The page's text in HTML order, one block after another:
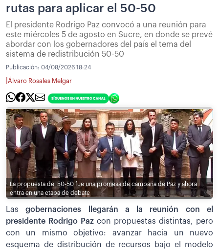
rutas para aplicar el 50-50
El presidente Rodrigo Paz convocó a una reunión para
este miércoles 5 de agosto en Sucre, en donde se prevé
abordar con los gobernadores del país el tema del
sistema de redistribución 50-50
Publicación: 04/08/2026 18:24
Álvaro Rosales Melgar
La propuesta del 50-50 fue una promesa de campaña de Paz y ahora
entra en una etapa de debate
Lasgobernaciones llegarán a la reunión con el
presidente Rodrigo Paz con propuestas distintas, pero
con un mismo objetivo: avanzar hacia un nuevo
esquema de distribución de recursos bajo el modelo